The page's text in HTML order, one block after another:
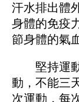
汗水排出體
身體的免疫
節身體的氣
堅持運動
動，不能三
次運動，每